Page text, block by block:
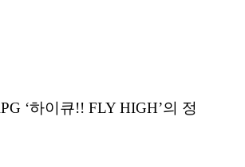
‘하이큐!! FLY HIGH’의 정